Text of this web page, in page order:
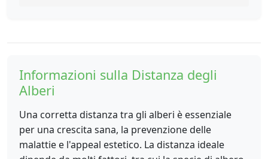
Informazioni sulla Distanza degli
Alberi
Una corretta distanza tra gli alberi è essenziale
per una crescita sana, la prevenzione delle
malattie e l'appeal estetico. La distanza ideale